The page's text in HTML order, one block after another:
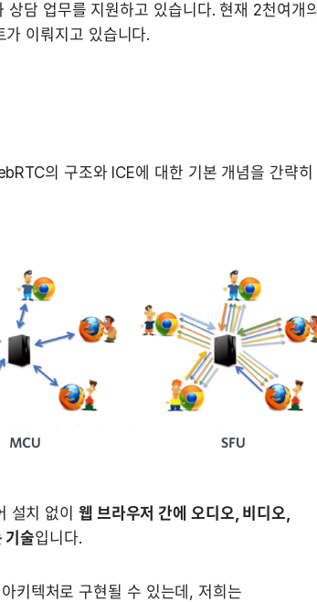
담 업무를 지원하고 있습니다. 현재 2천여개의
이뤄지고 있습니다.
의 구조와 ICE에 대한 기본 개념을 간략히
설치 없이 웹 브라우저 간에 오디오, 비디오,
기술입니다.
키텍처로 구현될 수 있는데, 저희는